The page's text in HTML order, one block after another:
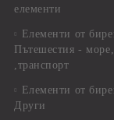
елементи
Елементи от
Пътешестия -
,транспорт
Елементи от
Други